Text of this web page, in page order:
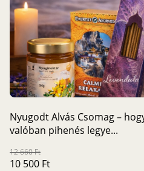
Nyugodt Alvás Csomag –
valóban pihenés legye...
12 660 Ft
10 500 Ft